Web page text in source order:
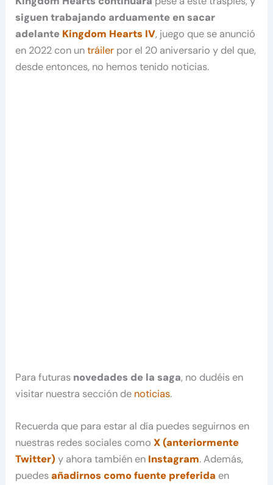
siguen trabajando arduamente en sacar
adelante Kingdom Hearts IV, juego que se anunció
en 2022 con untráiler por el 20 aniversario y del que,
desde entonces, no hemos tenido noticias.
Para futuras novedades de la saga, no dudéis en
visitar nuestra sección de noticias.
Recuerda que para estar al día puedes seguirnos en
nuestras redes sociales comoX (anteriormente
Twitter) y ahora también en Instagram. Además,
puedesañadirnos como fuente preferida en